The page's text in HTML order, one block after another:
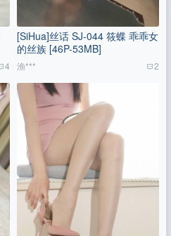
4
[SiHua]丝话 SJ-044 筱蝶 乖乖女
的丝族 [46P-53MB]
渔*** 2